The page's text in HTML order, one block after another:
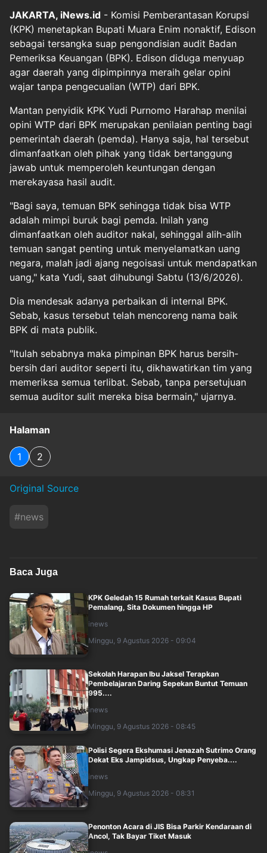
JAKARTA, iNews.id - Komisi Pemberantasan Korupsi
(KPK) menetapkan Bupati Muara Enim nonaktif, Edison
sebagai tersangka suap pengondisian audit Badan
Pemeriksa Keuangan (BPK). Edison diduga menyuap
agar daerah yang dipimpinnya meraih gelar opini
wajar tanpa pengecualian (WTP) dari BPK.
Mantan penyidik KPK Yudi Purnomo Harahap menilai
opini WTP dari BPK merupakan penilaian penting bagi
pemerintah daerah (pemda). Hanya saja, hal tersebut
dimanfaatkan oleh pihak yang tidak bertanggung
jawab untuk memperoleh keuntungan dengan
merekayasa hasil audit.
"Bagi saya, temuan BPK sehingga tidak bisa WTP
adalah mimpi buruk bagi pemda. Inilah yang
dimanfaatkan oleh auditor nakal, sehinggal alih-alih
temuan sangat penting untuk menyelamatkan uang
negara, malah jadi ajang negoisasi untuk mendapatkan
uang," kata Yudi, saat dihubungi Sabtu (13/6/2026).
Dia mendesak adanya perbaikan di internal BPK.
Sebab, kasus tersebut telah mencoreng nama baik
BPK di mata publik.
"Itulah sebabnya maka pimpinan BPK harus bersih-
bersih dari auditor seperti itu, dikhawatirkan tim yang
memeriksa semua terlibat. Sebab, tanpa persetujuan
semua auditor sulit mereka bisa bermain," ujarnya.
Halaman
1 2
Original Source
#news
Baca Juga
KPK Geledah 15 Rumah terkait Kasus Bupati
Pemalang, Sita Dokumen hingga HP
inews
Minggu, 9 Agustus 2026 - 09:04
Sekolah Harapan Ibu Jaksel Terapkan
Pembelajaran Daring Sepekan Buntut Temuan
995....
inews
Minggu, 9 Agustus 2026 - 08:45
Polisi Segera Ekshumasi Jenazah Sutrimo Orang
Dekat Eks Jampidsus, Ungkap Penyeba....
inews
Minggu, 9 Agustus 2026 - 08:31
Penonton Acara di JIS Bisa Parkir Kendaraan di
Ancol, Tak Bayar Tiket Masuk